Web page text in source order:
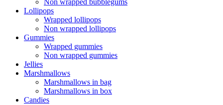
Non wrapped bubblegums
Lollipops
Wrapped lollipops
Non wrapped lollipops
Gummies
Wrapped gummies
Non wrapped gummies
Jellies
Marshmallows
Marshmallows in bag
Marshmallows in box
Candies